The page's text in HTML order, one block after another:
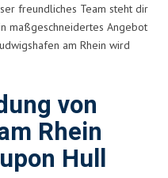
freundliches Team steht dir
maßgeschneidertes Angebot
am Rhein wird
von
Rhein
Hull